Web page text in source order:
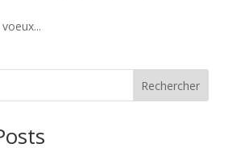
Rechercher